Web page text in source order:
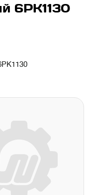
6PK1130